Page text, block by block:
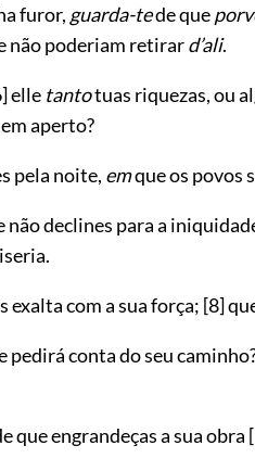
furor, guarda-tede que
não poderiam retirard’ali.
elle tantotuas riquezas, ou
aperto?
pela noite, emque os povos
não declines para a
exalta com a sua força; [8]
pedirá conta do seu
que engrandeças a sua obra